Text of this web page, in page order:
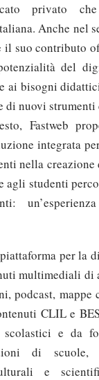
privato
Anche nel
il suo contributo
del
ai bisogni
di nuovi strumenti
Fastweb
integrata
nella
agli studenti
per la
multimediali di
podcast,
CLIL e
e da
di scuole,
e